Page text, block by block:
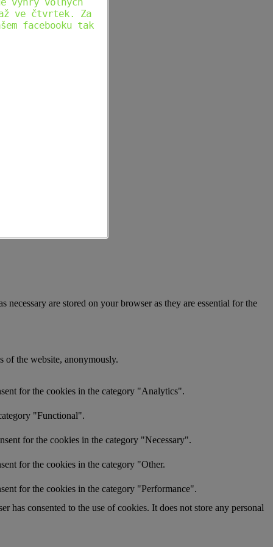
are stored on your browser as they are essential for the
of the website, anonymously.
for the cookies in the category "Analytics".
"Functional".
for the cookies in the category "Necessary".
for the cookies in the category "Other.
for the cookies in the category "Performance".
has consented to the use of cookies. It does not store any personal
ve čtvrtek. Za
facebooku tak